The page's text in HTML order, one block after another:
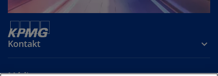
Kontakt